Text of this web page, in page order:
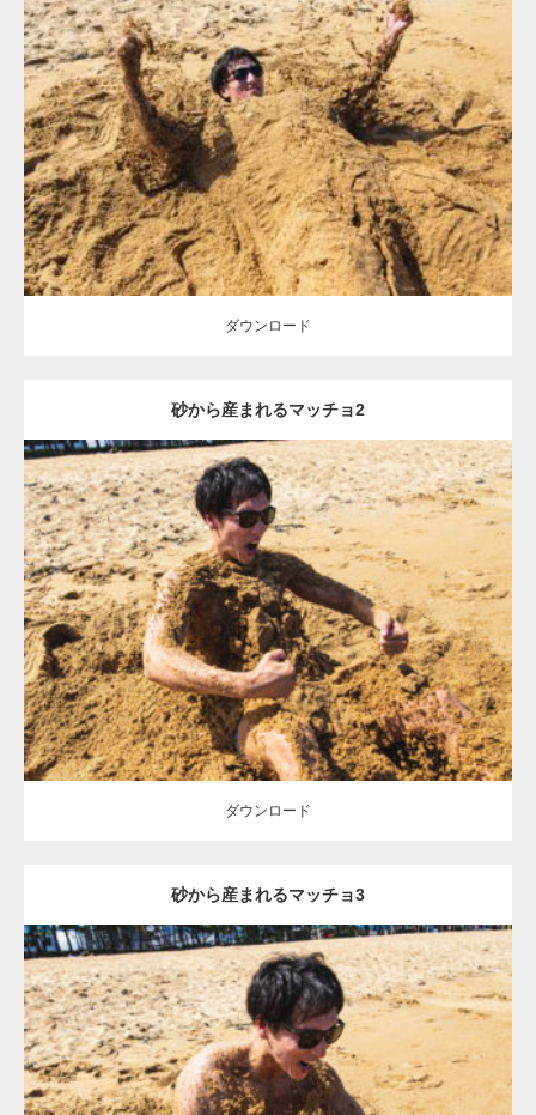
Update:2021.07.8
Category:海のマッチョ オレンジの人 AKIHITO(細マッチョ)
ダウンロード
ダウンロード
砂から産まれるマッチョ2
Update:2021.07.8
Category:海のマッチョ オレンジの人 AKIHITO(細マッチョ)
ダウンロード
ダウンロード
砂から産まれるマッチョ3
Update:2021.07.8
Category:海のマッチョ オレンジの人 AKIHITO(細マッチョ)